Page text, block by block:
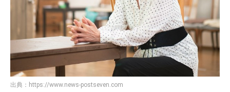
出典： https://www.news-postseven.com